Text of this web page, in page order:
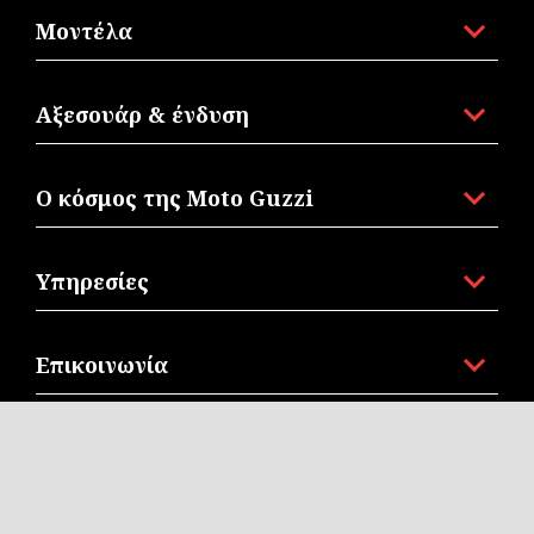
Μοντέλα
Αξεσουάρ & ένδυση
Ο κόσμος της Moto Guzzi
Υπηρεσίες
Επικοινωνία